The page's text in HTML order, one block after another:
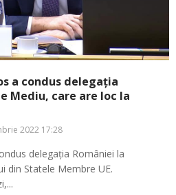
a condus delegația
Mediu, care are loc la
2022 17:28
delegația României la
din Statele Membre UE.